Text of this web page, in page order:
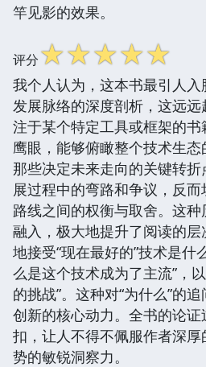
竿见影的效果。
评分☆☆☆☆☆
我个人认为，这本书最引人
发展脉络的深度剖析，这远
注于某个特定工具或框架的
鹰眼，能够俯瞰整个技术生
那些决定未来走向的关键转
展过程中的弯路和争议，反
路线之间的权衡与取舍。这
融入，极大地提升了阅读的
地接受“现在最好的”技术是什
么是这个技术成为了主流”，
的挑战”。这种对“为什么”的
创新的核心动力。全书的论
扣，让人不得不佩服作者深
势的敏锐洞察力。